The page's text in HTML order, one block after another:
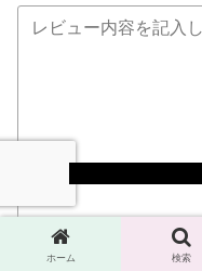
ホーム 検索